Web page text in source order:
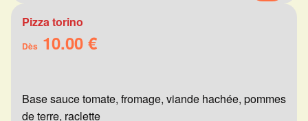
Pizza torino
Dès 10.00 €
Base sauce tomate, fromage, viande hachée, pommes
de terre, raclette